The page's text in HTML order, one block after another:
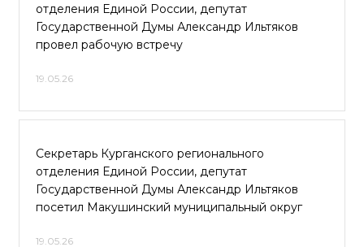
отделения Единой России, депутат
Государственной Думы Александр Ильтяков
провел рабочую встречу
19.05.26
Секретарь Курганского регионального
отделения Единой России, депутат
Государственной Думы Александр Ильтяков
посетил Макушинский муниципальный округ
19.05.26